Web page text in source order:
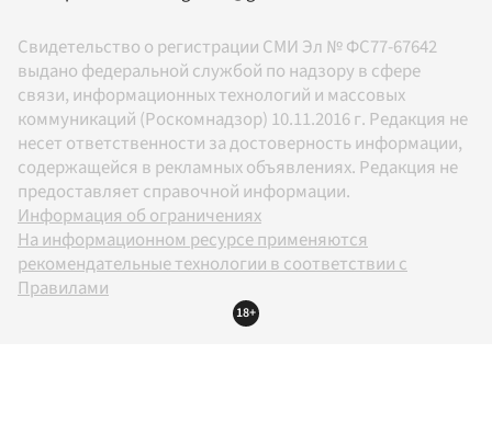
Свидетельство о регистрации СМИ Эл № ФС77-67642
выдано федеральной службой по надзору в сфере
связи, информационных технологий и массовых
коммуникаций (Роскомнадзор) 10.11.2016 г. Редакция не
несет ответственности за достоверность информации,
содержащейся в рекламных объявлениях. Редакция не
предоставляет справочной информации.
Информация об ограничениях
На информационном ресурсе применяются
рекомендательные технологии в соответствии с
Правилами
18+